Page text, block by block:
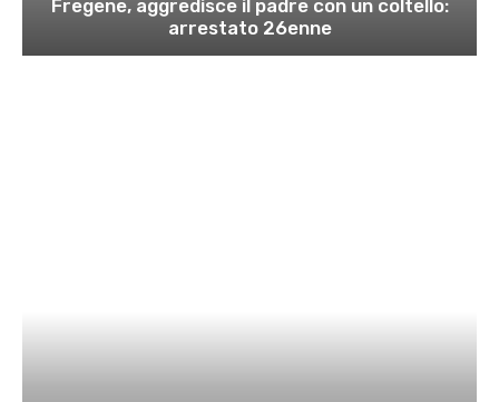
Fregene, aggredisce il padre con un coltello:
arrestato 26enne